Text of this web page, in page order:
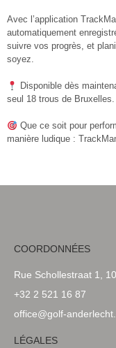
Avec l’application
automatiquement
suivre vos progrès, et
soyez.
Disponible dès
seul 18 trous de Bruxelles.
Que ce soit pour
manière ludique :
COORDONNÉES
Rue Schollestraat 1,
+32 2 521 16 87
office@golf-
LÉGALES